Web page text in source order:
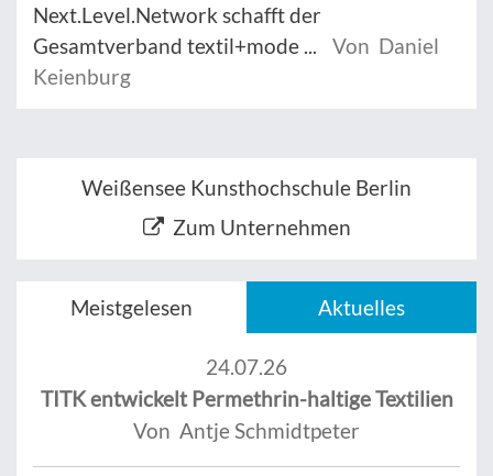
Next.Level.Network schafft der
Gesamtverband textil+mode ...
Von Daniel
Keienburg
Weißensee Kunsthochschule Berlin
Zum Unternehmen
Meistgelesen Aktuelles
24.07.26
TITK entwickelt Permethrin-haltige Textilien
Von Antje Schmidtpeter